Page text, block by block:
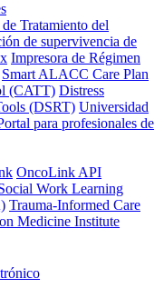
Tratamiento del
de supervivencia de
Impresora de Régimen
Smart ALACC Care Plan
(CATT) Distress
(DSRT) Universidad
para profesionales de
OncoLink API
Work Learning
Trauma-Informed Care
Medicine Institute